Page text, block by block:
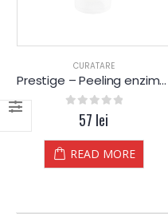
CURATARE
Prestige – Peeling enzimatic cu extract de Papaya si Mango – Yamuna
out of 5
57 lei
READ MORE